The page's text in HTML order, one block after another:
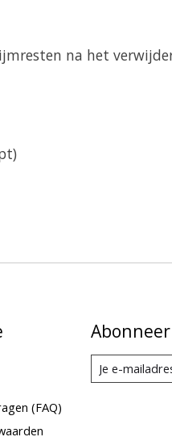
na het
(FAQ)